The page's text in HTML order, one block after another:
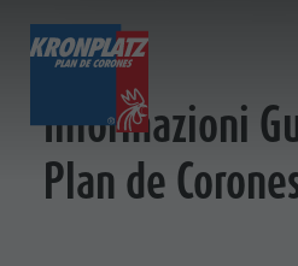
SCOPRI ATTIVITÀ
Località
Escursioni
Come arrivare
Informazioni
Plan de